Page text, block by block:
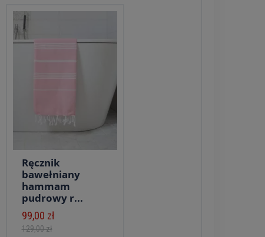
Ręcznik
bawełniany
hammam
pudrowy r...
99,00 zł
129,00 zł